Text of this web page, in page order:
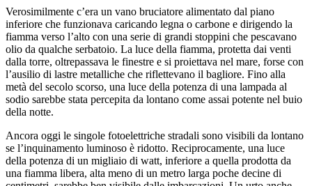
Verosimilmente c’era un vano bruciatore alimentato dal piano
inferiore che funzionava caricando legna o carbone e dirigendo la
fiamma verso l’alto con una serie di grandi stoppini che pescavano
olio da qualche serbatoio. La luce della fiamma, protetta dai venti
dalla torre, oltrepassava le finestre e si proiettava nel mare, forse con
l’ausilio di lastre metalliche che riflettevano il bagliore. Fino alla
metà del secolo scorso, una luce della potenza di una lampada al
sodio sarebbe stata percepita da lontano come assai potente nel buio
della notte.
Ancora oggi le singole fotoelettriche stradali sono visibili da lontano
se l’inquinamento luminoso è ridotto. Reciprocamente, una luce
della potenza di un migliaio di watt, inferiore a quella prodotta da
una fiamma libera, alta meno di un metro larga poche decine di